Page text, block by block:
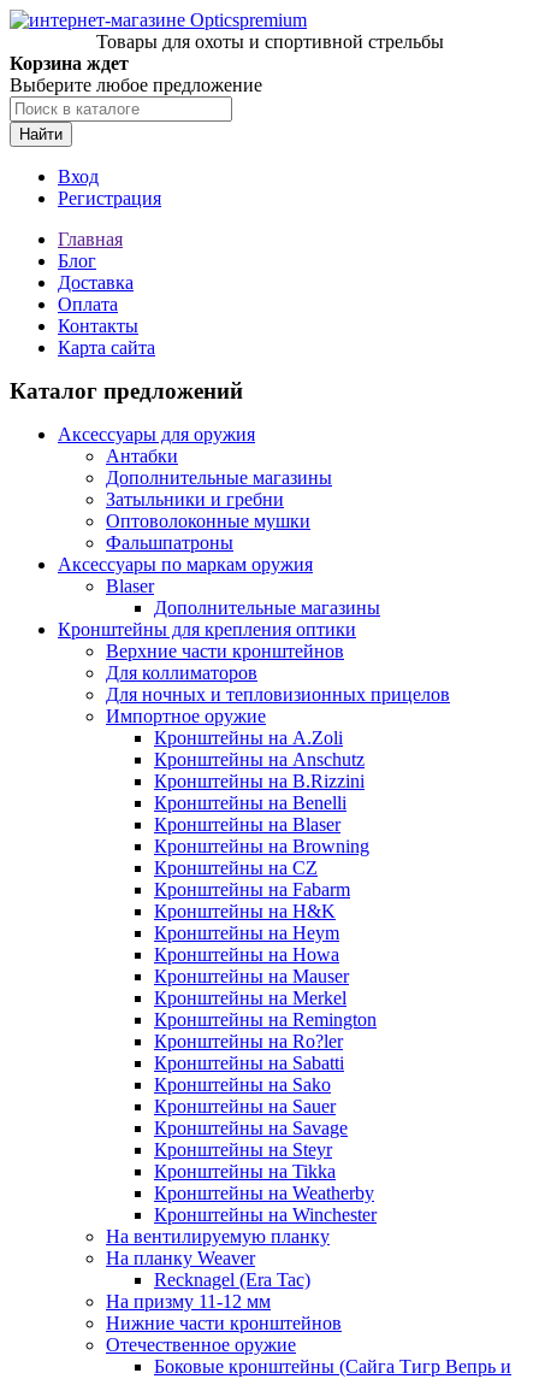
Товары для охоты и спортивной стрельбы
Корзина ждет
Выберите любое предложение
Найти
Вход
Регистрация
Главная
Блог
Доставка
Оплата
Контакты
Карта сайта
Каталог предложений
Аксессуары для оружия
Антабки
Дополнительные магазины
Затыльники и гребни
Оптоволоконные мушки
Фальшпатроны
Аксессуары по маркам оружия
Blaser
Дополнительные магазины
Кронштейны для крепления оптики
Верхние части кронштейнов
Для коллиматоров
Для ночных и тепловизионных прицелов
Импортное оружие
Кронштейны на A.Zoli
Кронштейны на Anschutz
Кронштейны на B.Rizzini
Кронштейны на Benelli
Кронштейны на Blaser
Кронштейны на Browning
Кронштейны на CZ
Кронштейны на Fabarm
Кронштейны на H&K
Кронштейны на Heym
Кронштейны на Howa
Кронштейны на Mauser
Кронштейны на Merkel
Кронштейны на Remington
Кронштейны на Ro?ler
Кронштейны на Sabatti
Кронштейны на Sako
Кронштейны на Sauer
Кронштейны на Savage
Кронштейны на Steyr
Кронштейны на Tikka
Кронштейны на Weatherby
Кронштейны на Winchester
На вентилируемую планку
На планку Weaver
Recknagel (Era Tac)
На призму 11-12 мм
Нижние части кронштейнов
Отечественное оружие
Боковые кронштейны (Сайга Тигр Вепрь и